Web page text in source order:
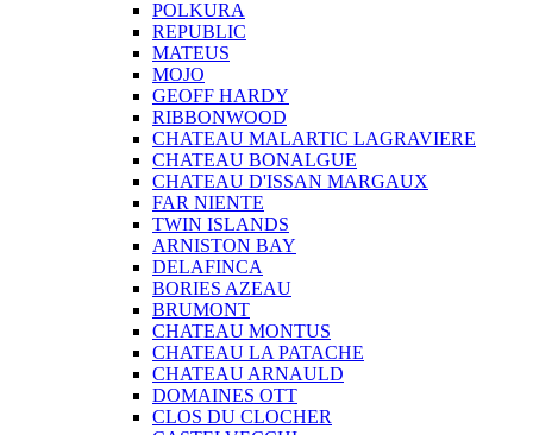
POLKURA
REPUBLIC
MATEUS
MOJO
GEOFF HARDY
RIBBONWOOD
CHATEAU MALARTIC LAGRAVIERE
CHATEAU BONALGUE
CHATEAU D'ISSAN MARGAUX
FAR NIENTE
TWIN ISLANDS
ARNISTON BAY
DELAFINCA
BORIES AZEAU
BRUMONT
CHATEAU MONTUS
CHATEAU LA PATACHE
CHATEAU ARNAULD
DOMAINES OTT
CLOS DU CLOCHER